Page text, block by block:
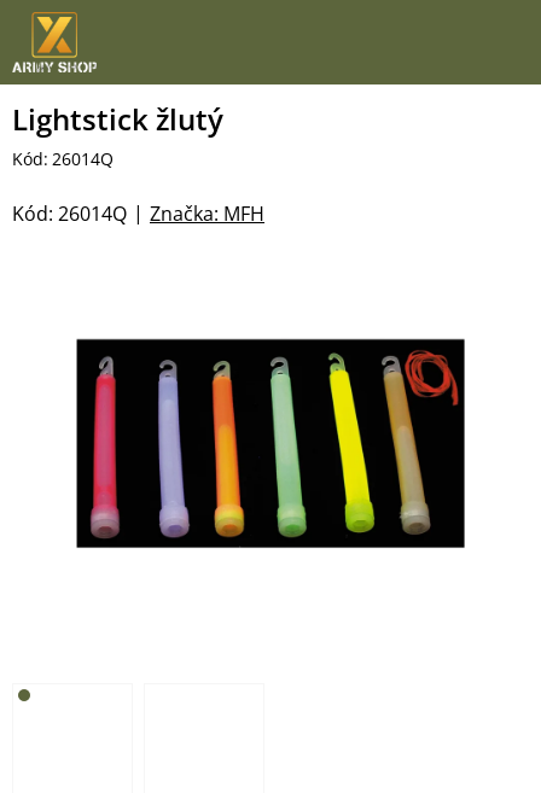
Přejít
obsah
Lightstick žlutý
Kód: 26014Q
Značka: MFH
Kód: 26014Q